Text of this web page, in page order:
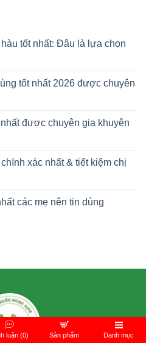
tốt nhất: Đâu là lựa chọn
tốt nhất 2026 được chuyên
được chuyên gia khuyên
xác nhất & tiết kiệm chị
các mẹ nên tin dùng
luận (0) Sản phẩm Danh mục